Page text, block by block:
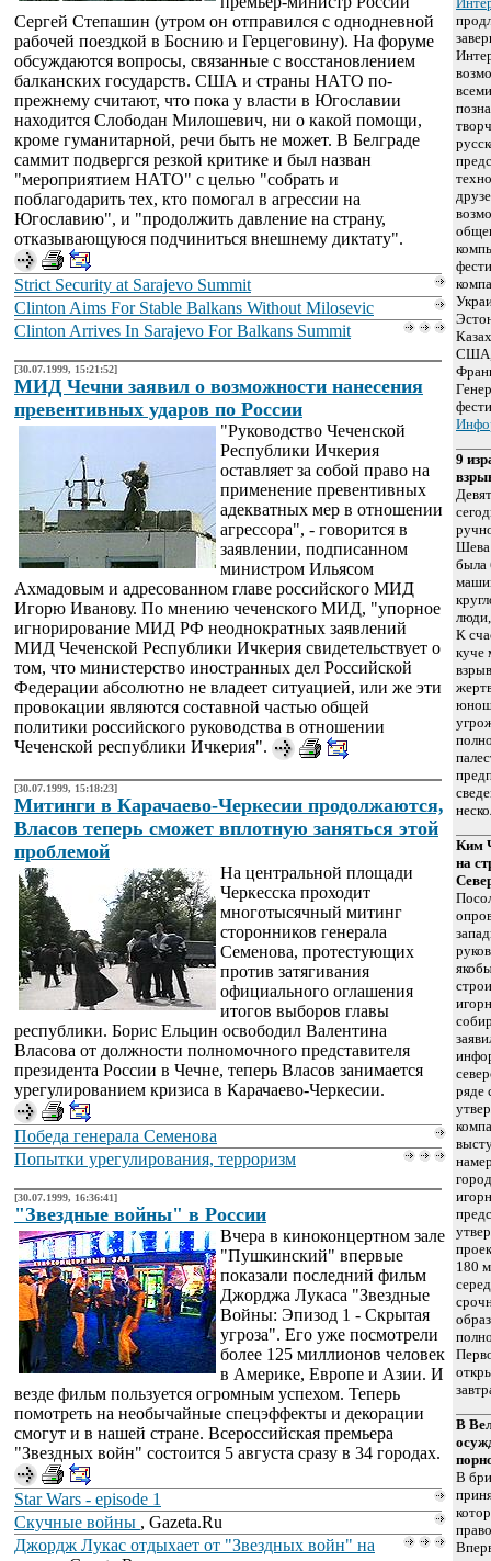
Сергей Степашин (утром он отправился с однодневной
рабочей поездкой в Боснию и Герцеговину). На форуме
обсуждаются вопросы, связанные с восстановлением
балканских государств. США и страны НАТО по-
прежнему считают, что пока у власти в Югославии
находится Слободан Милошевич, ни о какой помощи,
кроме гуманитарной, речи быть не может. В Белграде
саммит подвергся резкой критике и был назван
"мероприятием НАТО" с целью "собрать и
поблагодарить тех, кто помогал в агрессии на
Югославию", и "продолжить давление на страну,
отказывающуюся подчиниться внешнему диктату".
Strict Security at Sarajevo Summit
Clinton Aims For Stable Balkans Without Milosevic
Clinton Arrives In Sarajevo For Balkans Summit
[30.07.1999, 15:21:52]
МИД Чечни заявил о возможности нанесения
превентивных ударов по России
"Руководство Чеченской
Республики Ичкерия
оставляет за собой право на
применение превентивных
адекватных мер в отношении
агрессора", - говорится в
заявлении, подписанном
министром Ильясом
Ахмадовым и адресованном главе российского МИД
Игорю Иванову. По мнению чеченского МИД, "упорное
игнорирование МИД РФ неоднократных заявлений
МИД Чеченской Республики Ичкерия свидетельствует о
том, что министерство иностранных дел Российской
Федерации абсолютно не владеет ситуацией, или же эти
провокации являются составной частью общей
политики российского руководства в отношении
Чеченской республики Ичкерия".
[30.07.1999, 15:18:23]
Митинги в Карачаево-Черкесии продолжаются,
Власов теперь сможет вплотную заняться этой
проблемой
На центральной площади
Черкесска проходит
многотысячный митинг
сторонников генерала
Семенова, протестующих
против затягивания
официального оглашения
итогов выборов главы
республики. Борис Ельцин освободил Валентина
Власова от должности полномочного представителя
президента России в Чечне, теперь Власов занимается
урегулированием кризиса в Карачаево-Черкесии.
Победа генерала Семенова
Попытки урегулирования, терроризм
[30.07.1999, 16:36:41]
"Звездные войны" в России
Вчера в киноконцертном зале
"Пушкинский" впервые
показали последний фильм
Джорджа Лукаса "Звездные
Войны: Эпизод 1 - Скрытая
угроза". Его уже посмотрели
более 125 миллионов человек
в Америке, Европе и Азии. И
везде фильм пользуется огромным успехом. Теперь
помотреть на необычайные спецэффекты и декорации
смогут и в нашей стране. Всероссийская премьера
"Звездных войн" состоится 5 августа сразу в 34 городах.
Star Wars - episode 1
Скучные войны , Gazeta.Ru
Джордж Лукас отдыхает от "Звездных войн" на
США,
9
Шева
была
К
куче
Ким
на
ряде
180
В
В